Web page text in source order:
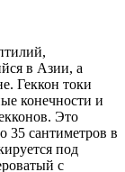
в Азии, а
Геккон токи
конечности и
Это
35 сантиметров в
под
с